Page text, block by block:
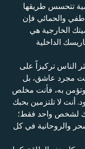
تتحسس طريقها
والحمائي فإن
الخارجية هي
الداخلية
الناس تركيزاً على
مجرد عاشق، بل
به، فأنت مخلص
أنت لا تلتزمين بحبك
لشخص واحد فقط؛
والروحانية في كل